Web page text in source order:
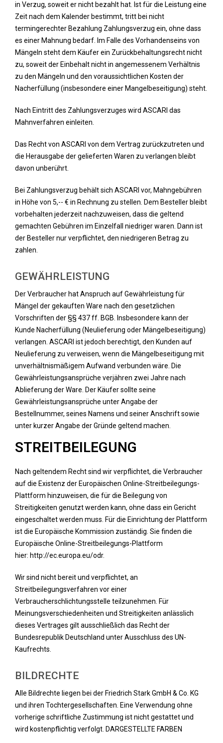
in Verzug, soweit er nicht bezahlt hat. Ist für die Leistung eine
Zeit nach dem Kalender bestimmt, tritt bei nicht
termingerechter Bezahlung Zahlungsverzug ein, ohne dass
es einer Mahnung bedarf. Im Falle des Vorhandenseins von
Mängeln steht dem Käufer ein Zurückbehaltungsrecht nicht
zu, soweit der Einbehalt nicht in angemessenem Verhältnis
zu den Mängeln und den voraussichtlichen Kosten der
Nacherfüllung (insbesondere einer Mangelbeseitigung) steht.
Nach Eintritt des Zahlungsverzuges wird ASCARI das
Mahnverfahren einleiten.
Das Recht von ASCARI von dem Vertrag zurückzutreten und
die Herausgabe der gelieferten Waren zu verlangen bleibt
davon unberührt.
Bei Zahlungsverzug behält sich ASCARI vor, Mahngebühren
in Höhe von 5,-- € in Rechnung zu stellen. Dem Besteller bleibt
vorbehalten jederzeit nachzuweisen, dass die geltend
gemachten Gebühren im Einzelfall niedriger waren. Dann ist
der Besteller nur verpflichtet, den niedrigeren Betrag zu
zahlen.
GEWÄHRLEISTUNG
Der Verbraucher hat Anspruch auf Gewährleistung für
Mängel der gekauften Ware nach den gesetzlichen
Vorschriften der §§ 437 ff. BGB. Insbesondere kann der
Kunde Nacherfüllung (Neulieferung oder Mängelbeseitigung)
verlangen. ASCARI ist jedoch berechtigt, den Kunden auf
Neulieferung zu verweisen, wenn die Mängelbeseitigung mit
unverhältnismäßigem Aufwand verbunden wäre. Die
Gewährleistungsansprüche verjähren zwei Jahre nach
Ablieferung der Ware. Der Käufer sollte seine
Gewährleistungsansprüche unter Angabe der
Bestellnummer, seines Namens und seiner Anschrift sowie
unter kurzer Angabe der Gründe geltend machen.
STREITBEILEGUNG
Nach geltendem Recht sind wir verpflichtet, die Verbraucher
auf die Existenz der Europäischen Online-Streitbeilegungs-
Plattform hinzuweisen, die für die Beilegung von
Streitigkeiten genutzt werden kann, ohne dass ein Gericht
eingeschaltet werden muss. Für die Einrichtung der Plattform
ist die Europäische Kommission zuständig. Sie finden die
Europäische Online-Streitbeilegungs-Plattform
hier: http://ec.europa.eu/odr.
Wir sind nicht bereit und verpflichtet, an
Streitbeilegungsverfahren vor einer
Verbraucherschlichtungsstelle teilzunehmen. Für
Meinungsverschiedenheiten und Streitigkeiten anlässlich
dieses Vertrages gilt ausschließlich das Recht der
Bundesrepublik Deutschland unter Ausschluss des UN-
Kaufrechts.
BILDRECHTE
Alle Bildrechte liegen bei der Friedrich Stark GmbH & Co. KG
und ihren Tochtergesellschaften. Eine Verwendung ohne
vorherige schriftliche Zustimmung ist nicht gestattet und
wird kostenpflichtig verfolgt. DARGESTELLTE FARBEN